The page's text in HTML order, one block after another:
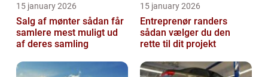
15 january 2026
Salg af mønter sådan får
samlere mest muligt ud
af deres samling
15 january 2026
Entreprenør randers
sådan vælger du den
rette til dit projekt